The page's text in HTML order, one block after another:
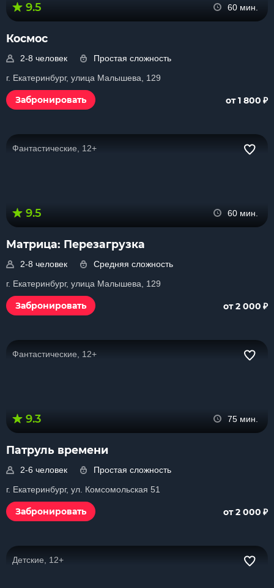
9.5 60 мин.
Космос
2-8 человек
Простая сложность
г. Екатеринбург, улица Малышева, 129
Забронировать от 1 800 ₽
Фантастические, 12+
9.5 60 мин.
Матрица: Перезагрузка
2-8 человек
Средняя сложность
г. Екатеринбург, улица Малышева, 129
Забронировать от 2 000 ₽
Фантастические, 12+
9.3 75 мин.
Патруль времени
2-6 человек
Простая сложность
г. Екатеринбург, ул. Комсомольская 51
Забронировать от 2 000 ₽
Детские, 12+